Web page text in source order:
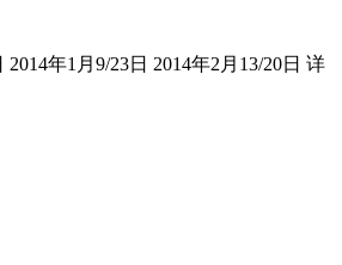
年1月9/23日 2014年2月13/20日 详